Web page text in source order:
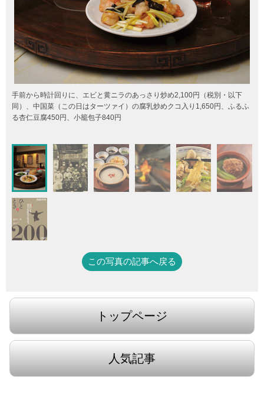
手前から時計回りに、エビと黄ニラのあっさり炒め2,100円（税別・以下
同）、中国菜（この日はターツァイ）の腐乳炒めクコ入り1,650円、ふるふ
る杏仁豆腐450円、小籠包子840円
この写真の記事へ戻る
トップページ
人気記事